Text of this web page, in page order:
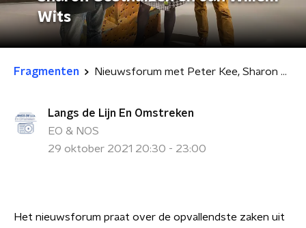
Wits
Fragmenten Nieuwsforum met Peter Kee, Sharon Gesthuizen en Jan Willem Wits
Langs de Lijn En Omstreken
EO & NOS
29 oktober 2021 20:30 - 23:00
Het nieuwsforum praat over de opvallendste zaken uit